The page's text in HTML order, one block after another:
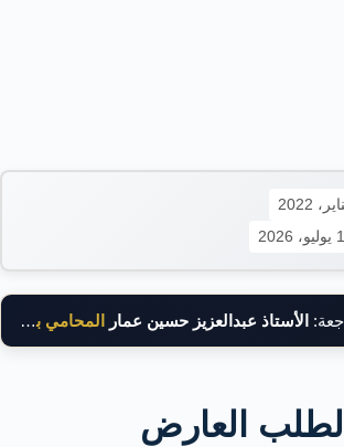
الأستاذ عبدالعزيز حسين عمار المحامي بالنقض
الطلب العارض